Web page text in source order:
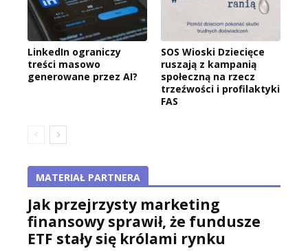
LinkedIn ograniczy
treści masowo
generowane przez AI?
SOS Wioski Dziecięce
ruszają z kampanią
społeczną na rzecz
trzeźwości i profilaktyki
FAS
MATERIAŁ PARTNERA
Jak przejrzysty marketing
finansowy sprawił, że fundusze
ETF stały się królami rynku